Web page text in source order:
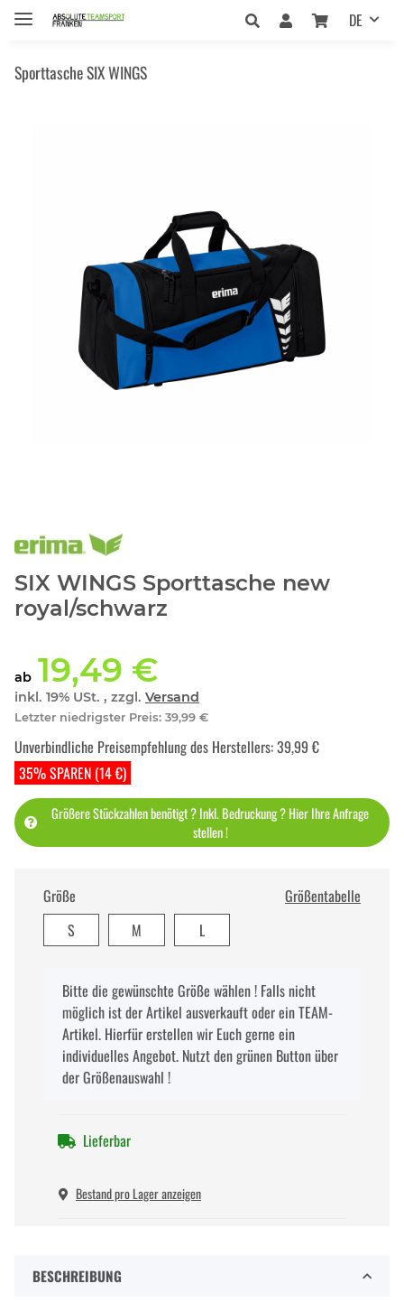
DE
Sporttasche SIX WINGS
SIX WINGS Sporttasche new
royal/schwarz
ab 19,49 €
inkl. 19% USt. , zzgl. Versand
Letzter niedrigster Preis: 39,99 €
35% SPAREN (14 €)
Unverbindliche Preisempfehlung des Herstellers:39,99 €
Größere Stückzahlen benötigt ? Inkl. Bedruckung ? Hier Ihre Anfrage
stellen !
Größe
Größentabelle
S
M L
xBitte die gewünschte Größe wählen ! Falls nicht
möglich ist der Artikel ausverkauft oder ein TEAM-
Artikel. Hierfür erstellen wir Euch gerne ein
individuelles Angebot. Nutzt den grünen Button über
der Größenauswahl !
Lieferbar
Bestand pro Lager anzeigen
BESCHREIBUNG